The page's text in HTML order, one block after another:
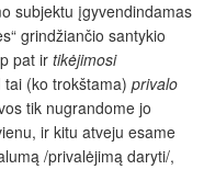
subjektu įgyvendindamas
grindžiančio santykio
pat ir tikėjimosi
(ko trokštama) privalo
tik nugrandome jo
ir kitu atveju esame
/privalėjimą daryti/,